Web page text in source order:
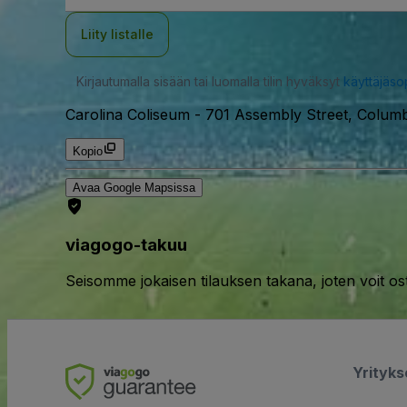
Liity listalle
Kirjautumalla sisään tai luomalla tilin hyväksyt
Carolina Coliseum - 701 Assembly Street,
Kopio
Avaa Google Mapsissa
viagogo-takuu
Seisomme jokaisen tilauksen takana, joten voit